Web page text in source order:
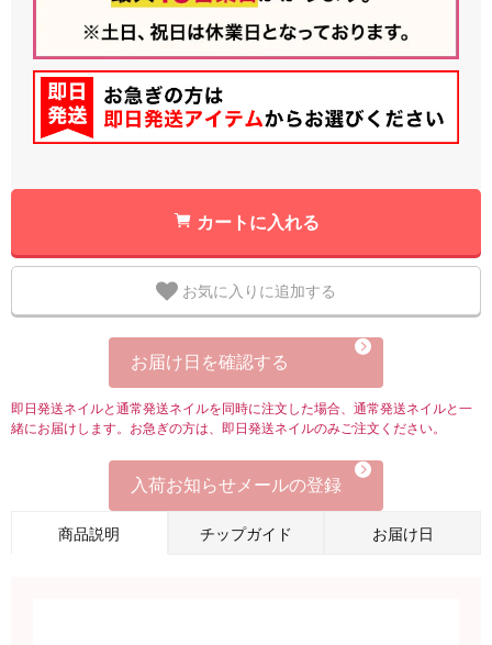
カートに入れる
お気に入りに追加する
お届け日を確認する
即日発送ネイルと通常発送ネイルを同時に注文した場合、通常発送ネイルと一
緒にお届けします。お急ぎの方は、即日発送ネイルのみご注文ください。
入荷お知らせメールの登録
商品説明 チップガイド お届け日